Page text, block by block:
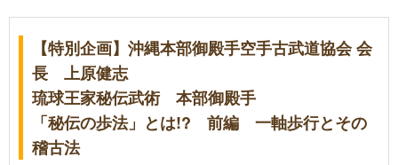
【特別企画】沖縄本部御殿手空手古武道協会 会
長 上原健志
琉球王家秘伝武術 本部御殿手
「秘伝の歩法」とは!? 前編 一軸歩行とその
稽古法